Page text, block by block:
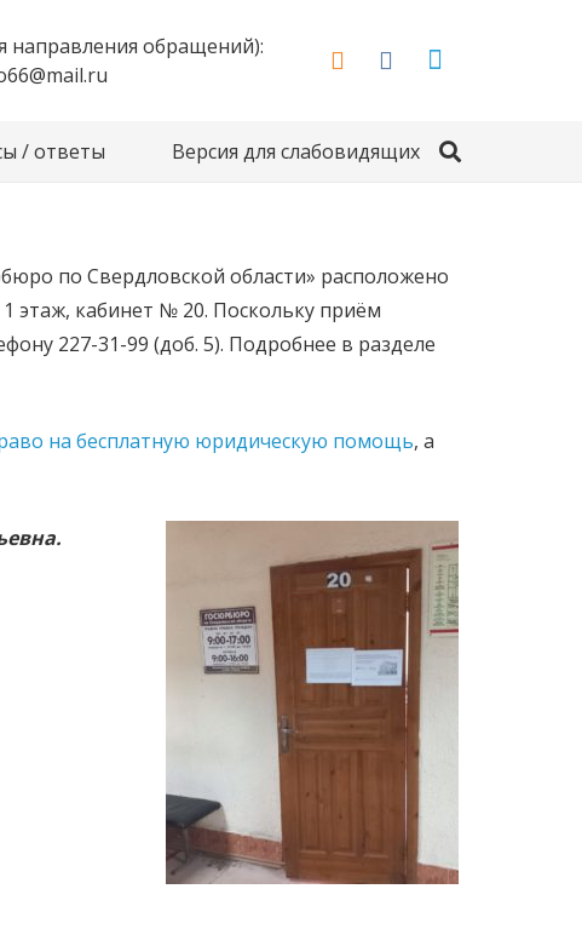
направления обращений):
/ ответы Версия для слабовидящих
по Свердловской области» расположено
этаж, кабинет № 20. Поскольку приём
227-31-99 (доб. 5). Подробнее в разделе
на бесплатную юридическую помощь, а